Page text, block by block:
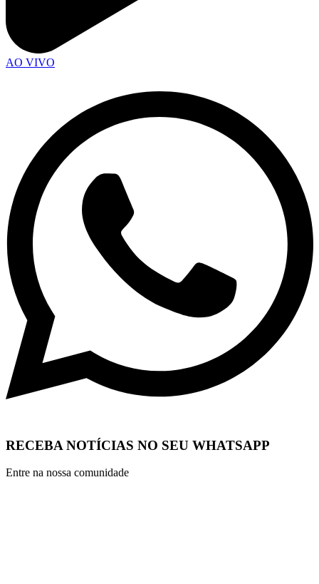
AO VIVO
RECEBA NOTÍCIAS NO SEU WHATSAPP
Entre na nossa comunidade